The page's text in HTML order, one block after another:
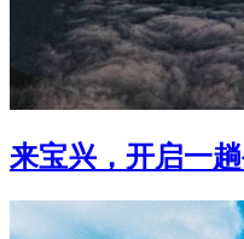
来宝兴，开启一